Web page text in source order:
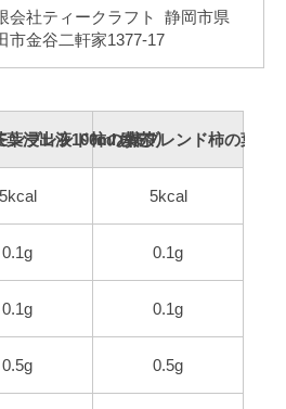
会社ティークラフト 静岡市県
市金谷二軒家1377-17
葉浸出液100mlあたり
ンブレンド柿の葉茶柿ブレンド柿の葉茶
5kcal 5kcal
0.1g 0.1g
0.1g 0.1g
0.5g 0.5g